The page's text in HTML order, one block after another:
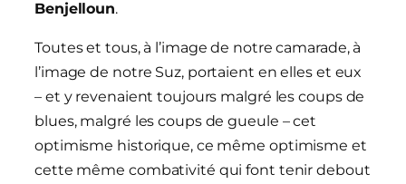
Benjelloun.
Toutes et tous, à l’image de notre camarade, à
l’image de notre Suz, portaient en elles et eux
– et y revenaient toujours malgré les coups de
blues, malgré les coups de gueule – cet
optimisme historique, ce même optimisme et
cette même combativité qui font tenir debout